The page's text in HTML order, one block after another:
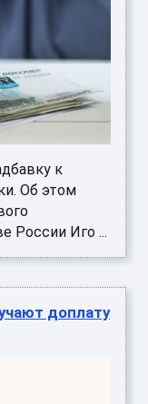
к
Об этом
России Иго ...
доплату